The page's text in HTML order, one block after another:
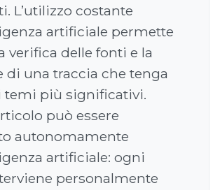
L’utilizzo costante
artificiale permette
verifica delle fonti e la
di una traccia che tenga
temi più significativi.
può essere
autonomamente
artificiale: ogni
personalmente